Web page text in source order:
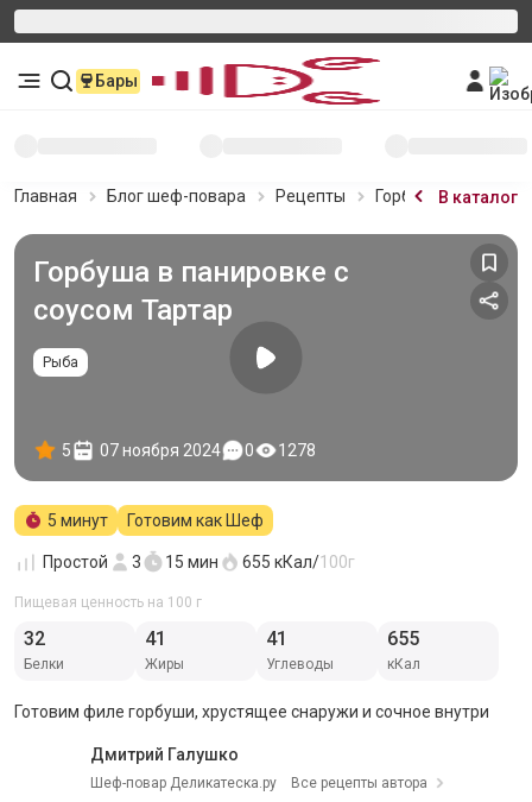
Бары
Главная Блог шеф-повара Рецепты Горбуша вВ каталог
Горбуша в панировке с
соусом Тартар
Рыба
5 07 ноября 2024 0 1278
5 минут Готовим как Шеф
Простой 3 15 мин 655 кКал/100г
Пищевая ценность на 100 г
32
Белки
41
Жиры
41
Углеводы
655
кКал
Готовим филе горбуши, хрустящее снаружи и сочное внутри
Дмитрий Галушко
Шеф-повар Деликатеска.ру Все рецепты автора